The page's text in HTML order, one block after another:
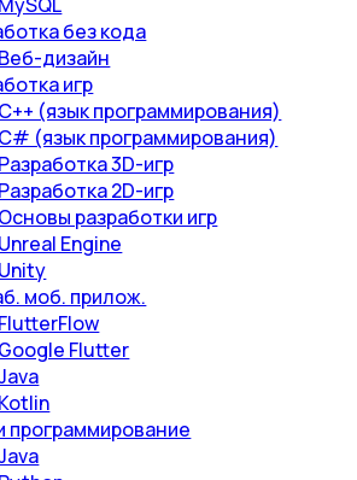
без кода
Веб-дизайн
игр
С++ (язык программирования)
С# (язык программирования)
Разработка 3D-игр
Разработка 2D-игр
Основы разработки игр
Unreal Engine
Unity
моб. прилож.
FlutterFlow
Google Flutter
Kotlin
программирование